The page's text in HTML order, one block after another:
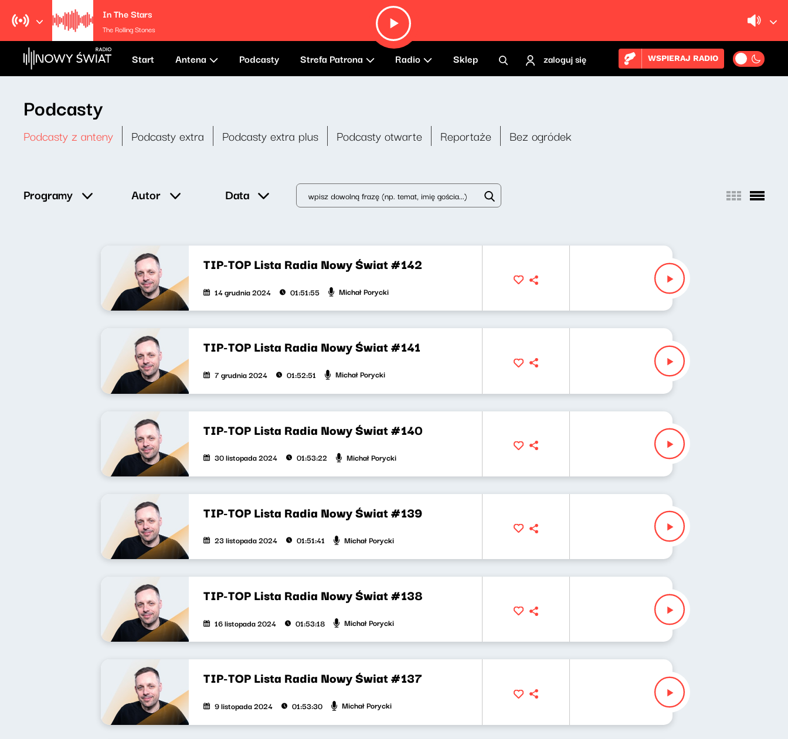
In The Stars
The Rolling Stones
Start Antena Podcasty Strefa Patrona Radio Sklep zaloguj się WSPIERAJ RADIO
Podcasty
Podcasty z anteny Podcasty extra Podcasty extra plus Podcasty otwarte Reportaże Bez ogródek
Programy Autor Data
TIP-TOP Lista Radia Nowy Świat #142
14 grudnia 2024 01:51:55 Michał Porycki
TIP-TOP Lista Radia Nowy Świat #141
7 grudnia 2024 01:52:51 Michał Porycki
TIP-TOP Lista Radia Nowy Świat #140
30 listopada 2024 01:53:22 Michał Porycki
TIP-TOP Lista Radia Nowy Świat #139
23 listopada 2024 01:51:41 Michał Porycki
TIP-TOP Lista Radia Nowy Świat #138
16 listopada 2024 01:53:18 Michał Porycki
TIP-TOP Lista Radia Nowy Świat #137
9 listopada 2024 01:53:30 Michał Porycki